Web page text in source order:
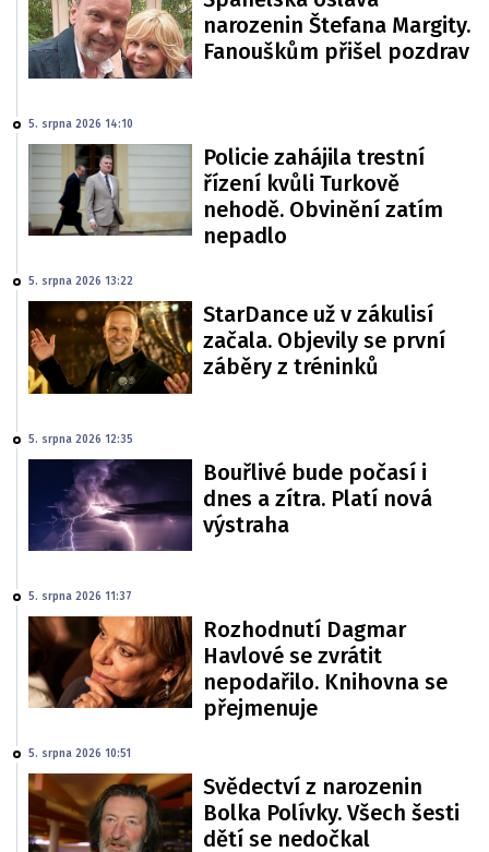
narozenin Štefana Margity.
Fanouškům přišel pozdrav
5. srpna 2026 14:10
Policie zahájila trestní
řízení kvůli Turkově
nehodě. Obvinění zatím
nepadlo
5. srpna 2026 13:22
StarDance už v zákulisí
začala. Objevily se první
záběry z tréninků
5. srpna 2026 12:35
Bouřlivé bude počasí i
dnes a zítra. Platí nová
výstraha
5. srpna 2026 11:37
Rozhodnutí Dagmar
Havlové se zvrátit
nepodařilo. Knihovna se
přejmenuje
5. srpna 2026 10:51
Svědectví z narozenin
Bolka Polívky. Všech šesti
dětí se nedočkal